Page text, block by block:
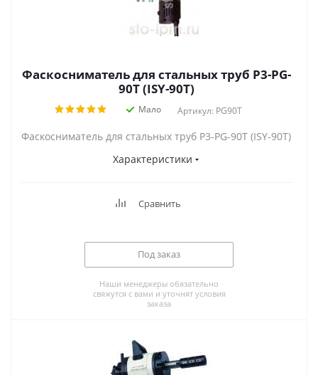
Фаскосниматель для стальных труб P3-PG-
90T (ISY-90T)
Мало Артикул: PG90T
Фаскосниматель для стальных труб P3-PG-90T (ISY-90T)
Характеристики
Сравнить
Под заказ
Наши менеджеры обязательно
свяжутся с вами и уточнят условия
заказа